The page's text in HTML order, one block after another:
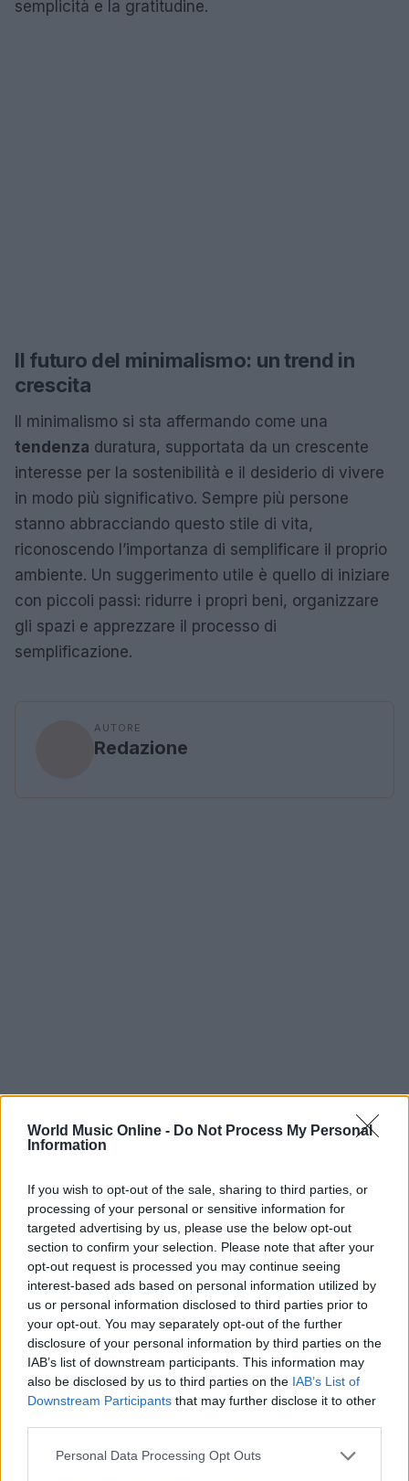
World Music Online - Do Not Process My Personal
Information
If you wish to opt-out of the sale, sharing to third parties, or
processing of your personal or sensitive information for
targeted advertising by us, please use the below opt-out
section to confirm your selection. Please note that after your
opt-out request is processed you may continue seeing
interest-based ads based on personal information utilized by
us or personal information disclosed to third parties prior to
your opt-out. You may separately opt-out of the further
disclosure of your personal information by third parties on the
IAB’s list of downstream participants. This information may
also be disclosed by us to third parties on the IAB’s List of
Downstream Participants that may further disclose it to other
Please note that this website/app uses one or more Google
Personal Data Processing Opt Outs
semplicità e la gratitudine.
Il futuro del minimalismo: un trend in
crescita
Il minimalismo si sta affermando come una
tendenza duratura, supportata da un crescente
interesse per la sostenibilità e il desiderio di vivere
in modo più significativo. Sempre più persone
stanno abbracciando questo stile di vita,
riconoscendo l’importanza di semplificare il proprio
ambiente. Un suggerimento utile è quello di iniziare
con piccoli passi: ridurre i propri beni, organizzare
gli spazi e apprezzare il processo di
semplificazione.
AUTORE
Redazione
Continua a leggere
NEWS